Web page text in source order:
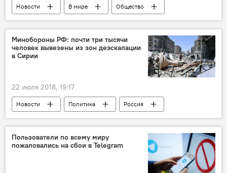
Новости В мире
Общество
ролики
собака
трюки
Лучшее видео из сети
Минобороны РФ: почти три тысячи
человек вывезены из зон деэскалации
в Сирии
22 июля 2018, 19:17
Новости Политика
Россия
В мире
Сирия деэскалация
Пользователи по всему миру
пожаловались на сбои в Telegram